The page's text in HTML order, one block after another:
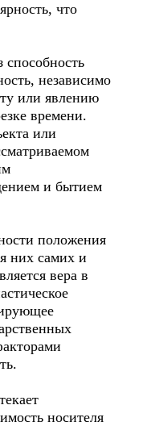
что
способность
независимо
или явлению
времени.
или
и бытием
положения
них самих и
вера в
носителя